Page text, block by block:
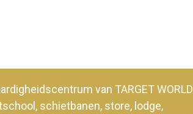
van TARGET WORLD
schietbanen, store, lodge,